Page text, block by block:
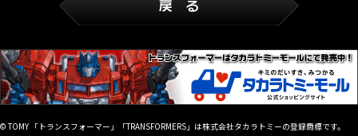
© TOMY 「トランスフォーマー」「TRANSFORMERS」は株式会社タカラトミーの登録商標です。